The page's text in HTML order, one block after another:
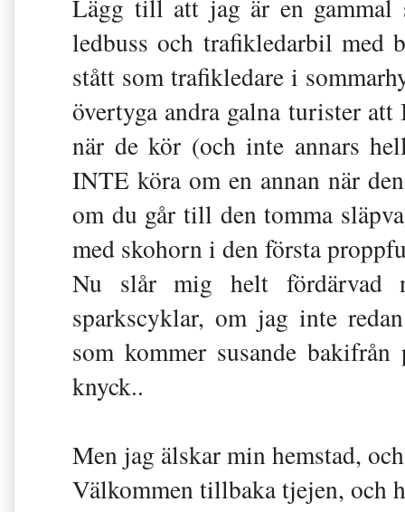
Lägg till att jag är en gammal
ledbuss och trafikledarbil med
stått som trafikledare i
övertyga andra galna turister
när de kör (och inte annars
INTE köra om en annan när
om du går till den tomma
med skohorn i den första
Nu slår mig helt fördärvad
sparkscyklar, om jag inte
som kommer susande
knyck..
Men jag älskar min hemstad,
Välkommen tillbaka tjejen, och